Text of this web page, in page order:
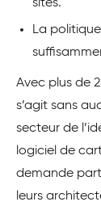
sites.
La
Avec plus de
s’agit sans
secteur de
logiciel de
demande
leurs